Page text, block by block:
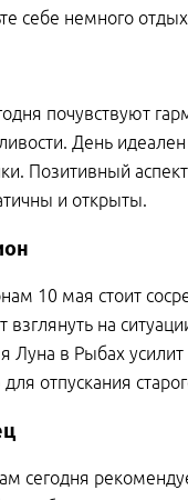
себе немного
почувствуют
День
Позитивный
и открыты.
10 мая стоит
взглянуть на
Луна в Рыбах
отпускания
сегодня